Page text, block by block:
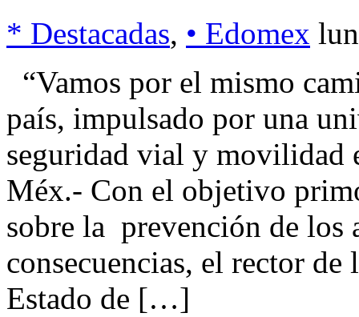
* Destacadas, • Edomex
“Vamos por el mismo
país, impulsado por una
seguridad vial y movilidad
Méx.- Con el objetivo
sobre la prevención de los
consecuencias, el rector
Estado de […]